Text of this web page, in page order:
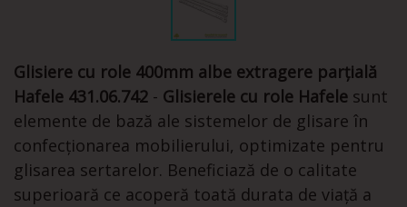
Glisiere cu role 400mm albe extragere parțială
Hafele 431.06.742 - Glisierele cu role Hafele sunt
elemente de bază ale sistemelor de glisare în
confecționarea mobilierului, optimizate pentru
glisarea sertarelor. Beneficiază de o calitate
superioară ce acoperă toată durata de viață a